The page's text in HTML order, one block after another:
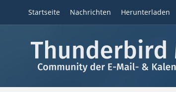
Startseite Nachrichten Herunterladen